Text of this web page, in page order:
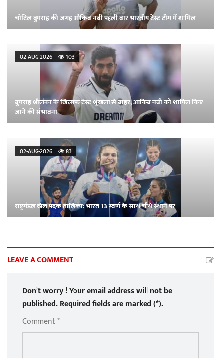
चोटिल बुमराह की जगह औकिब नबी पहली बार भारतीय टेस्ट टीम में शामिल
02-AUG-2026 103
बुमराह श्रीलंका के खिलाफ टेस्ट श्रृंखला से बाहर, आकिब नबी को शामिल किए
जाने की संभावना
02-AUG-2026 83
राष्ट्रमंडल खेल पदक तालिका: भारत 13 स्वर्ण के साथ चौथे स्थान पर
LEAVE A COMMENT
Don’t worry ! Your email address will not be
published. Required fields are marked (*).
Comment *